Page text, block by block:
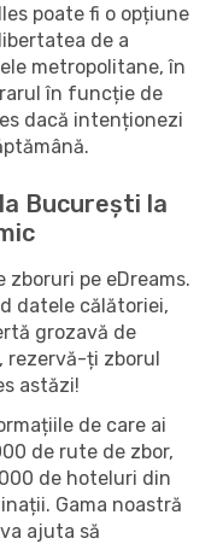
poate fi o opțiune
de a
metropolitane, în
în funcție de
dacă intenționezi
București la
zboruri pe eDreams.
datele călătoriei,
grozavă de
rezervă-ți zborul
astăzi!
de care ai
de rute de zbor,
de hoteluri din
Gama noastră
ajuta să